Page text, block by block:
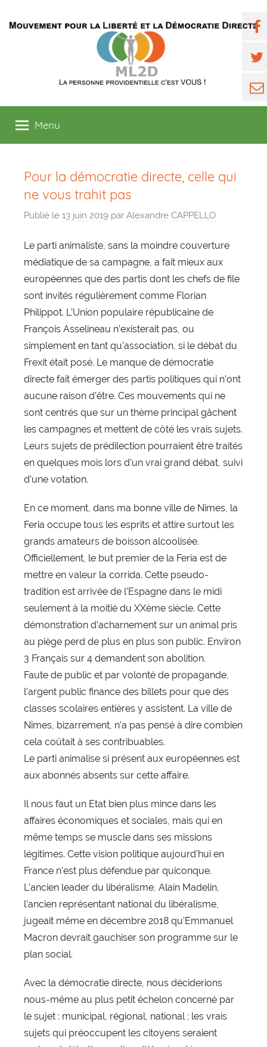
auML2D
E-
Menu
Pour la démocratie directe, celle qui
ne vous trahit pas
Publié le 13 juin 2019 par Alexandre CAPPELLO
Le parti animaliste, sans la moindre couverture
médiatique de sa campagne, a fait mieux aux
européennes que des partis dont les chefs de file
sont invités régulièrement comme Florian
Philippot. L’Union populaire républicaine de
François Asselineau n’existerait pas, ou
simplement en tant qu’association, si le débat du
Frexit était posé. Le manque de démocratie
directe fait émerger des partis politiques qui n’ont
aucune raison d’être. Ces mouvements qui ne
sont centrés que sur un thème principal gâchent
les campagnes et mettent de côté les vrais sujets.
Leurs sujets de prédilection pourraient être traités
en quelques mois lors d’un vrai grand débat, suivi
d’une votation.
En ce moment, dans ma bonne ville de Nîmes, la
Feria occupe tous les esprits et attire surtout les
grands amateurs de boisson alcoolisée.
Officiellement, le but premier de la Feria est de
mettre en valeur la corrida. Cette pseudo-
tradition est arrivée de l’Espagne dans le midi
seulement à la moitié du XXème siècle. Cette
démonstration d’acharnement sur un animal pris
au piège perd de plus en plus son public. Environ
3 Français sur 4 demandent son abolition.
Faute de public et par volonté de propagande,
l’argent public finance des billets pour que des
classes scolaires entières y assistent. La ville de
Nîmes, bizarrement, n’a pas pensé à dire combien
cela coûtait à ses contribuables.
Le parti animalise si présent aux européennes est
aux abonnés absents sur cette affaire.
Il nous faut un Etat bien plus mince dans les
affaires économiques et sociales, mais qui en
même temps se muscle dans ses missions
légitimes. Cette vision politique aujourd’hui en
France n’est plus défendue par quiconque.
L’ancien leader du libéralisme, Alain Madelin,
l’ancien représentant national du libéralisme,
jugeait même en décembre 2018 qu’Emmanuel
Macron devrait gauchiser son programme sur le
plan social.
Avec la démocratie directe, nous déciderions
nous-même au plus petit échelon concerné par
le sujet : municipal, régional, national ; les vrais
sujets qui préoccupent les citoyens seraient